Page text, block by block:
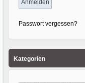
Passwort vergessen?
Kategorien